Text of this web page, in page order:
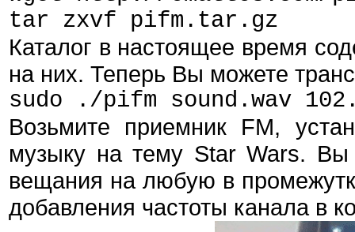
tar zxvf pifm.tar.gz
Каталог в настоящее время
на них. Теперь Вы можете
sudo ./pifm sound.wav
Возьмите приемник FM,
музыку на тему Star Wars.
вещания на любую в
добавления частоты канала в